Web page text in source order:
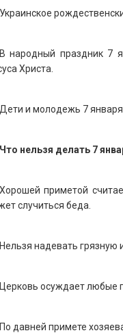
Украинское
В народный праздник 7
Христа.
Дети и молодежь 7
Что нельзя делать 7
Хорошей приметой
случиться беда.
Нельзя надевать
Церковь осуждает любые
По давней примете